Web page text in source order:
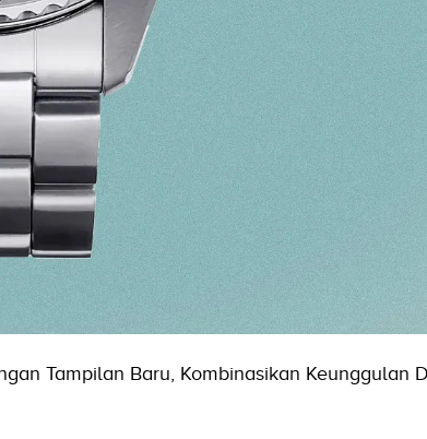
Tampilan Baru, Kombinasikan Keunggulan